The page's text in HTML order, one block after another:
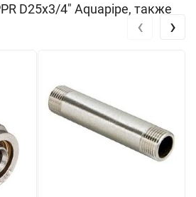
D25х3/4" Aquapipe, также
‹ ›